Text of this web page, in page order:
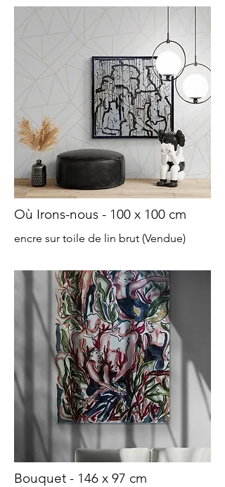
Où Irons-nous - 100 x 100 cm
encre sur toile de lin brut (Vendue)
Bouquet - 146 x 97 cm